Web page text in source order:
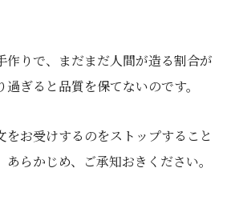
作りで、まだまだ人間が造る割合が
ぎると品質を保てないのです。
をお受けするのをストップすること
らかじめ、ご承知おきください。